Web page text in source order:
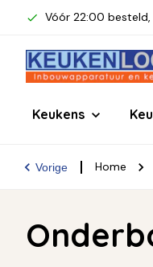
Vóór 22:00 besteld,
Keukens
Vorige Home